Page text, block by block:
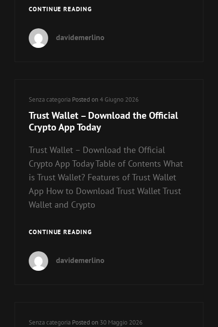
CONTINUE READINGRABBY
FUTURE
davidemerlino
Cat
Links
Senza categoria Posted on 4 Giugno 2026
Trust Wallet – Download the Official
Crypto App Today
Trust Wallet – Download the Official
Crypto App Today Table of Contents What
is Trust Wallet? Features of Trust Wallet
App How to Download Trust Wallet Trust
Wallet and Crypto
CONTINUE READINGTRUST
DOWNLOAD
davidemerlino
Cat
Senza categoria Posted on 30 Maggio 2026